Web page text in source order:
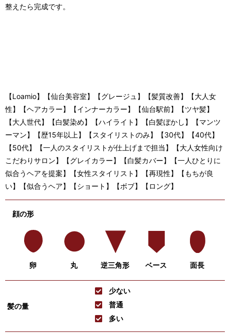
整えたら完成です。
【Loamio】【仙台美容室】【グレージュ】【髪質改善】【大人女
性】【ヘアカラー】【インナーカラー】【仙台駅前】【ツヤ髪】
【大人世代】【白髪染め】【ハイライト】【白髪ぼかし】【マンツ
ーマン】【歴15年以上】【スタイリストのみ】【30代】【40代】
【50代】【一人のスタイリストが仕上げまで担当】【大人女性向け
こだわりサロン】【グレイカラー】【白髪カバー】【一人ひとりに
似合うヘアを提案】【女性スタイリスト】【再現性】【もちが良
い】【似合うヘア】【ショート】【ボブ】【ロング】
顔の形
卵 丸 逆三角形 ベース 面長
髪の量
少ない
普通
多い